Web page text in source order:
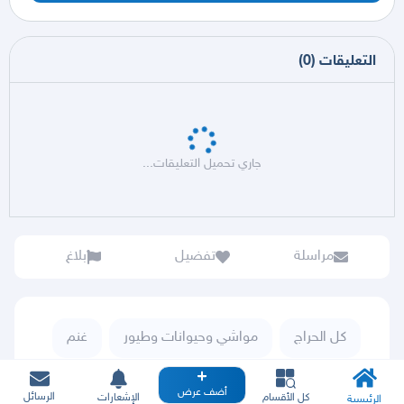
التعليقات (
0
)
جاري تحميل التعليقات...
مراسلة تفضيل بلاغ
كل الحراج مواشي وحيوانات وطيور غنم
غنم رفيدي
الرئيسية كل الأقسام أضف عرض الإشعارات الرسائل